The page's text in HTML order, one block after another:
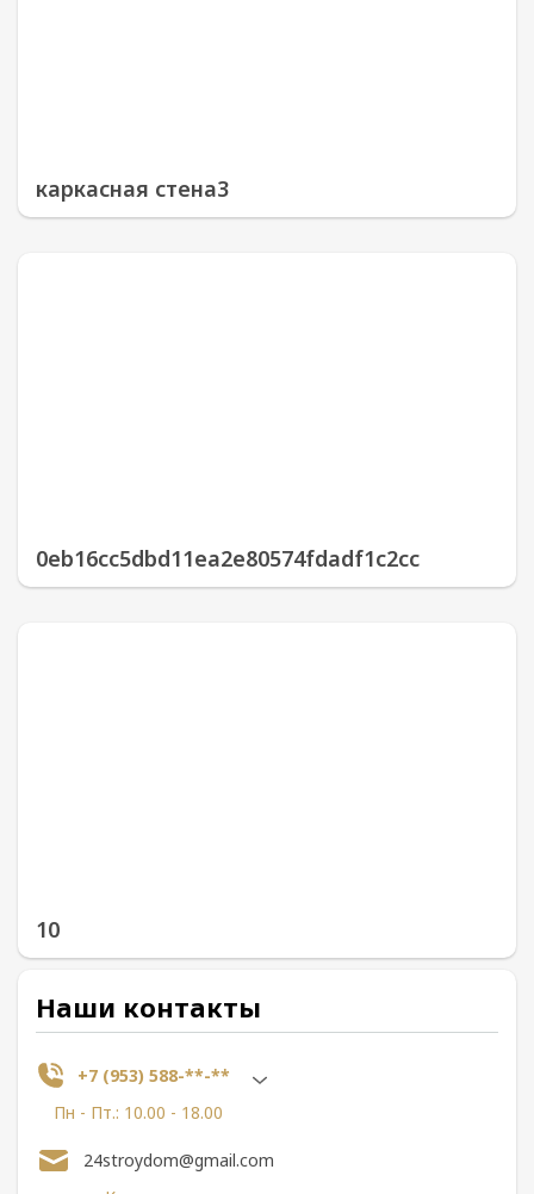
каркасная стена3
0eb16cc5dbd11ea2e80574fdadf1c2cc
10
Наши контакты
+7 (953) 588-**-**
Пн - Пт.: 10.00 - 18.00
24stroydom@gmail.com